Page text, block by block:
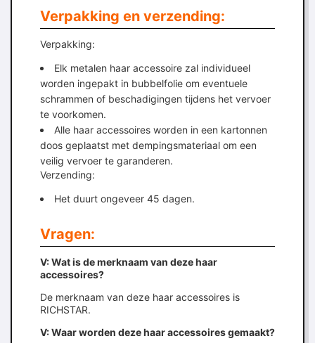
Verpakking en verzending:
Verpakking:
Elk metalen haar accessoire zal individueel
worden ingepakt in bubbelfolie om eventuele
schrammen of beschadigingen tijdens het vervoer
te voorkomen.
Alle haar accessoires worden in een kartonnen
doos geplaatst met dempingsmateriaal om een
veilig vervoer te garanderen.
Verzending:
Het duurt ongeveer 45 dagen.
Vragen:
V: Wat is de merknaam van deze haar
accessoires?
De merknaam van deze haar accessoires is
RICHSTAR.
V: Waar worden deze haar accessoires gemaakt?